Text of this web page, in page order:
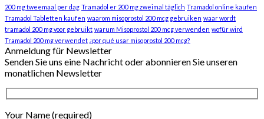
200 mg tweemaal per dag Tramadol er 200 mg zweimal täglich Tramadol online kaufen
Tramadol Tabletten kaufen waarom misoprostol 200 mcg gebruiken waar wordt
tramadol 200 mg voor gebruikt warum Misoprostol 200 mcg verwenden wofür wird
Tramadol 200 mg verwendet ¿por qué usar misoprostol 200 mcg?
Anmeldung für Newsletter
Senden Sie uns eine Nachricht oder abonnieren Sie unseren
monatlichen Newsletter
Your Name (required)